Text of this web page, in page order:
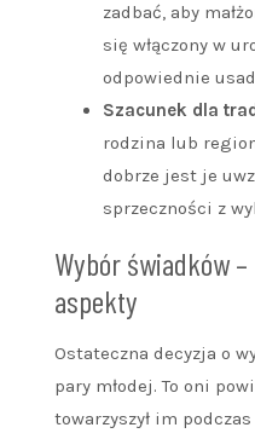
zadbać, aby
się włączony w
odpowiednie
Szacunek dla
rodzina lub
dobrze jest je
sprzeczności z
Wybór świadków
aspekty
Ostateczna decyzja o
pary młodej. To oni
towarzyszył im